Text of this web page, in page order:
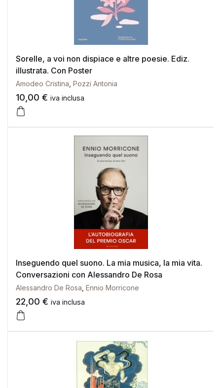
Sorelle, a voi non dispiace e altre poesie. Ediz.
illustrata. Con Poster
Amodeo Cristina Pozzi Antonia
10,00 € iva inclusa
Inseguendo quel suono. La mia musica, la mia vita.
Conversazioni con Alessandro De Rosa
Alessandro De Rosa Ennio Morricone
22,00 € iva inclusa